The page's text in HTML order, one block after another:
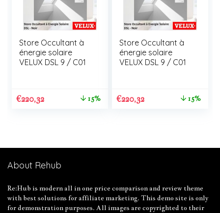
Store Occultant à
énergie solaire
VELUX DSL 9 / C01
€220,32 15%
Store Occultant à
énergie solaire
VELUX DSL 9 / C01
€220,32 15%
About Rehub
Re:Hub is modern all in one price comparison and review theme
with best solutions for affiliate marketing. This demo site is only
for demonstration purposes. All images are copyrighted to their